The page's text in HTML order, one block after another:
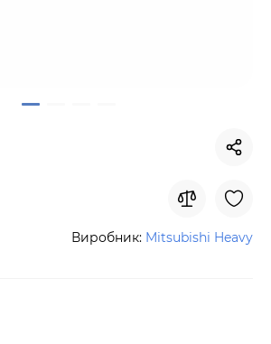
Виробник: Mitsubishi Heavy